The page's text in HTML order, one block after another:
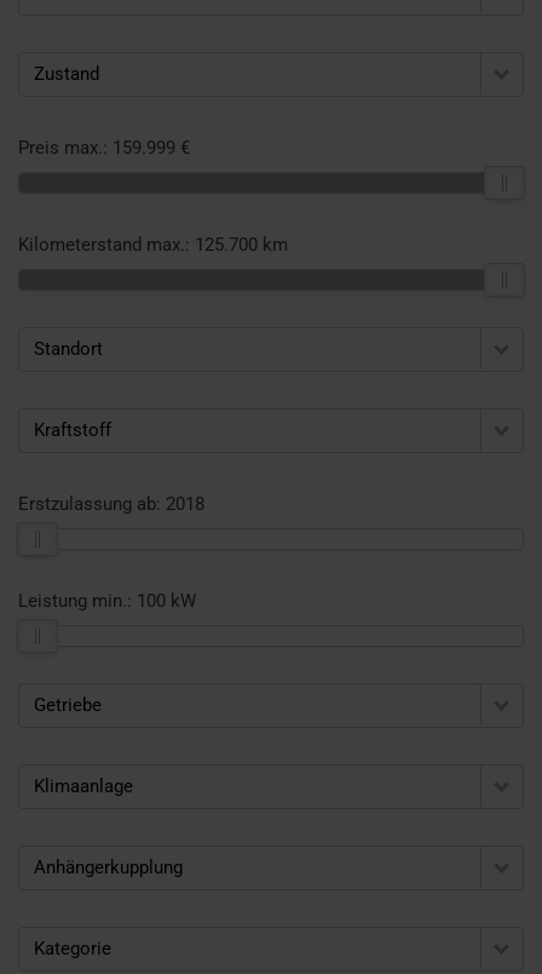
Zustand
Preis max.: 159.999 €
Kilometerstand max.: 125.700 km
Standort
Kraftstoff
Erstzulassung ab: 2018
Leistung min.: 100 kW
Getriebe
Klimaanlage
Anhängerkupplung
Kategorie